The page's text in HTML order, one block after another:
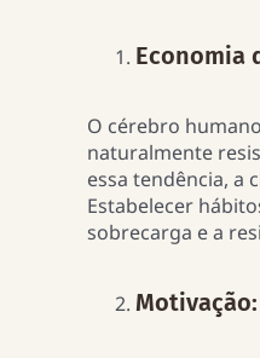
Economia
O cérebro
naturalmente
essa tendência, a
Estabelecer
sobrecarga e a